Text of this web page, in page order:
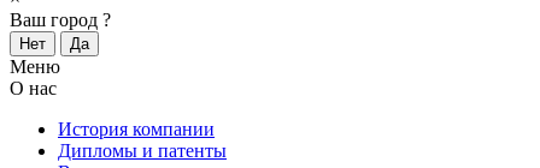
Ваш город ?
Нет Да
Меню
О нас
История компании
Дипломы и патенты